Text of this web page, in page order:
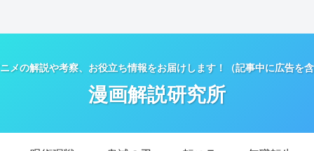
メの解説や考察、お役立ち情報をお届けします！（記事中に広告を
漫画解説研究所